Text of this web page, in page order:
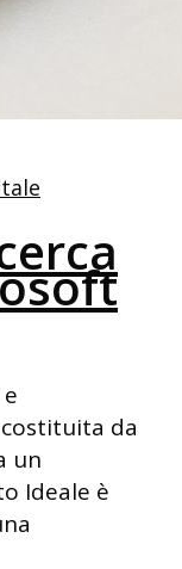
da
un
Ideale è